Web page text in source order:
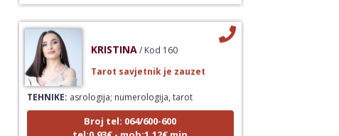
TEHNIKE:asrologija; numerologija, tarot
Broj tel: 064/600-600
tel:0,93€ - mob:1,12€ min